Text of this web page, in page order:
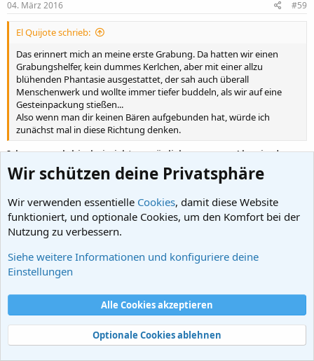
04. März 2016 #59
El Quijote schrieb:
Das erinnert mich an meine erste Grabung. Da hatten wir einen
Grabungshelfer, kein dummes Kerlchen, aber mit einer allzu
blühenden Phantasie ausgestattet, der sah auch überall
Menschenwerk und wollte immer tiefer buddeln, als wir auf eine
Gesteinpackung stießen...
Also wenn man dir keinen Bären aufgebunden hat, würde ich
zunächst mal in diese Richtung denken.
Ich war auch hierbei nicht persönlich zugegen. Aber in den
Merseburger Fällen waren es die Hobby-Forscher, die die
dummen Fragen stellten. Und die Antwort erhielten, dass das
zwar ganz klar älter wäre, aber nicht zum Programm gehöre.
Man machte also gar nicht erst den Versuch einer Klärung.
Auch nicht aus eigener Neugier.
Ich hatte keinen Grund, an dem zu zweifeln. Auch nicht an der
Unterhaltung mit unteren Chargen des Landesamtes, die
keinen Zweifel daran gelassen hätten, dass Merseburg
Ähnliches über die Methode des Aufhörens wird allerdings
auch von Magdeburg berichtet. Hier kann ich mir jedoch über
dessen Wahrheitsgehalt kein Urteil erlauben, da die Vorwürfe
aus jüngerer Zeit stammen, wo eigentlich schon kein Anlass
Wir schützen deine Privatsphäre
Wir verwenden essentielle Cookies, damit diese Website
funktioniert, und optionale Cookies, um den Komfort bei der
Nutzung zu verbessern.
Siehe weitere Informationen und konfiguriere deine
Einstellungen
Alle Cookies akzeptieren
Optionale Cookies ablehnen